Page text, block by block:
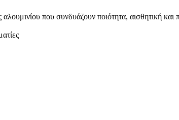
που συνδυάζουν ποιότητα, αισθητική και